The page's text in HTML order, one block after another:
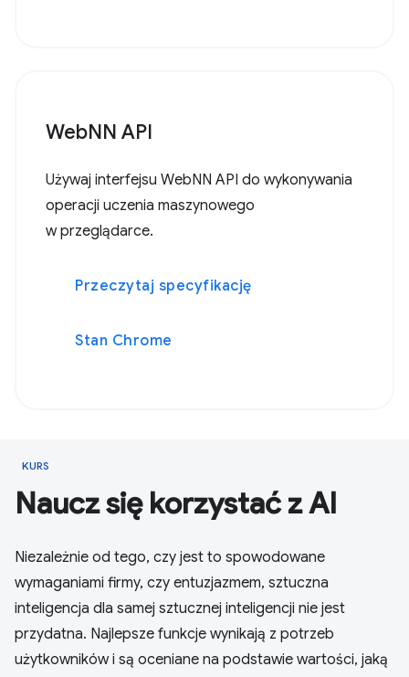
WebNN API
Używaj interfejsu WebNN API do wykonywania
operacji uczenia maszynowego
w przeglądarce.
Przeczytaj specyfikację
Stan Chrome
KURS
Naucz się korzystać z AI
Niezależnie od tego, czy jest to spowodowane
wymaganiami firmy, czy entuzjazmem, sztuczna
inteligencja dla samej sztucznej inteligencji nie jest
przydatna. Najlepsze funkcje wynikają z potrzeb
użytkowników i są oceniane na podstawie wartości, jaką